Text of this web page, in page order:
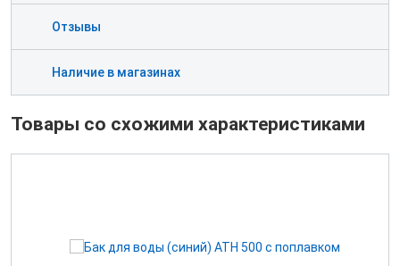
Отзывы
Наличие в магазинах
Товары со схожими характеристиками